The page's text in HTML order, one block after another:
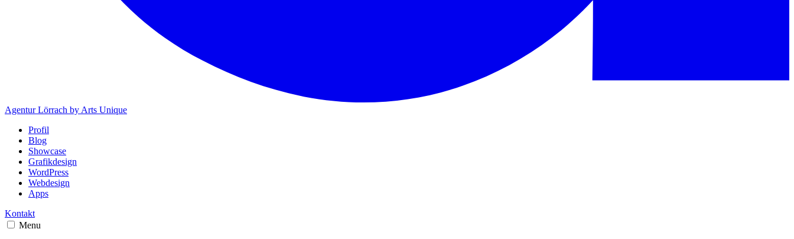
Agentur Lörrach by Arts Unique
Profil
Blog
Showcase
Grafikdesign
WordPress
Webdesign
Apps
Kontakt
Menu